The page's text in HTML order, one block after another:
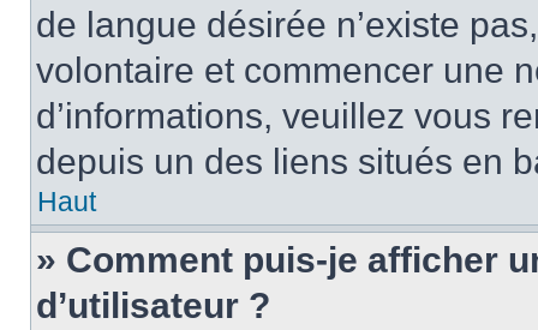
de langue désirée n’existe
volontaire et commencer une
d’informations, veuillez vous
depuis un des liens situés en
Haut
» Comment puis-je afficher
d’utilisateur ?